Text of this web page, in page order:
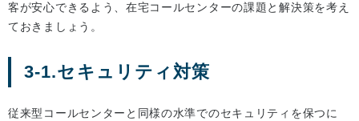
客が安心できるよう、在宅コールセンターの課題と解決策を考え
ておきましょう。
3-1.セキュリティ対策
従来型コールセンターと同様の水準でのセキュリティを保つに